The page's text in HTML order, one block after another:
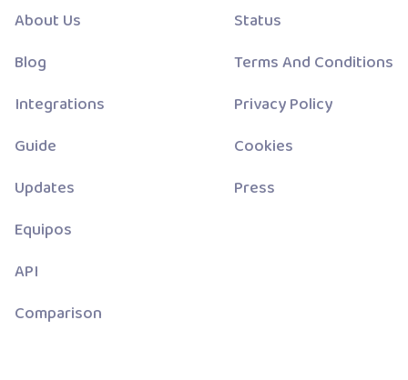
About Us
Blog
Integrations
Guide
Updates
Equipos
API
Comparison
Status
Terms And Conditions
Privacy Policy
Cookies
Press